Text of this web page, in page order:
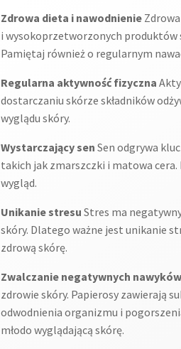
Zdrowa dieta i nawodnienie
i wysokoprzetworzonych produktów
Pamiętaj również o regularnym
Regularna aktywność fizyczna
dostarczaniu skórze składników
wyglądu skóry.
Wystarczający sen Sen odgrywa
takich jak zmarszczki i matowa
wygląd.
Unikanie stresu Stres ma
skóry. Dlatego ważne jest unikanie
zdrową skórę.
Zwalczanie negatywnych nawyków
zdrowie skóry. Papierosy zawierają
odwodnienia organizmu i
młodo wyglądającą skórę.